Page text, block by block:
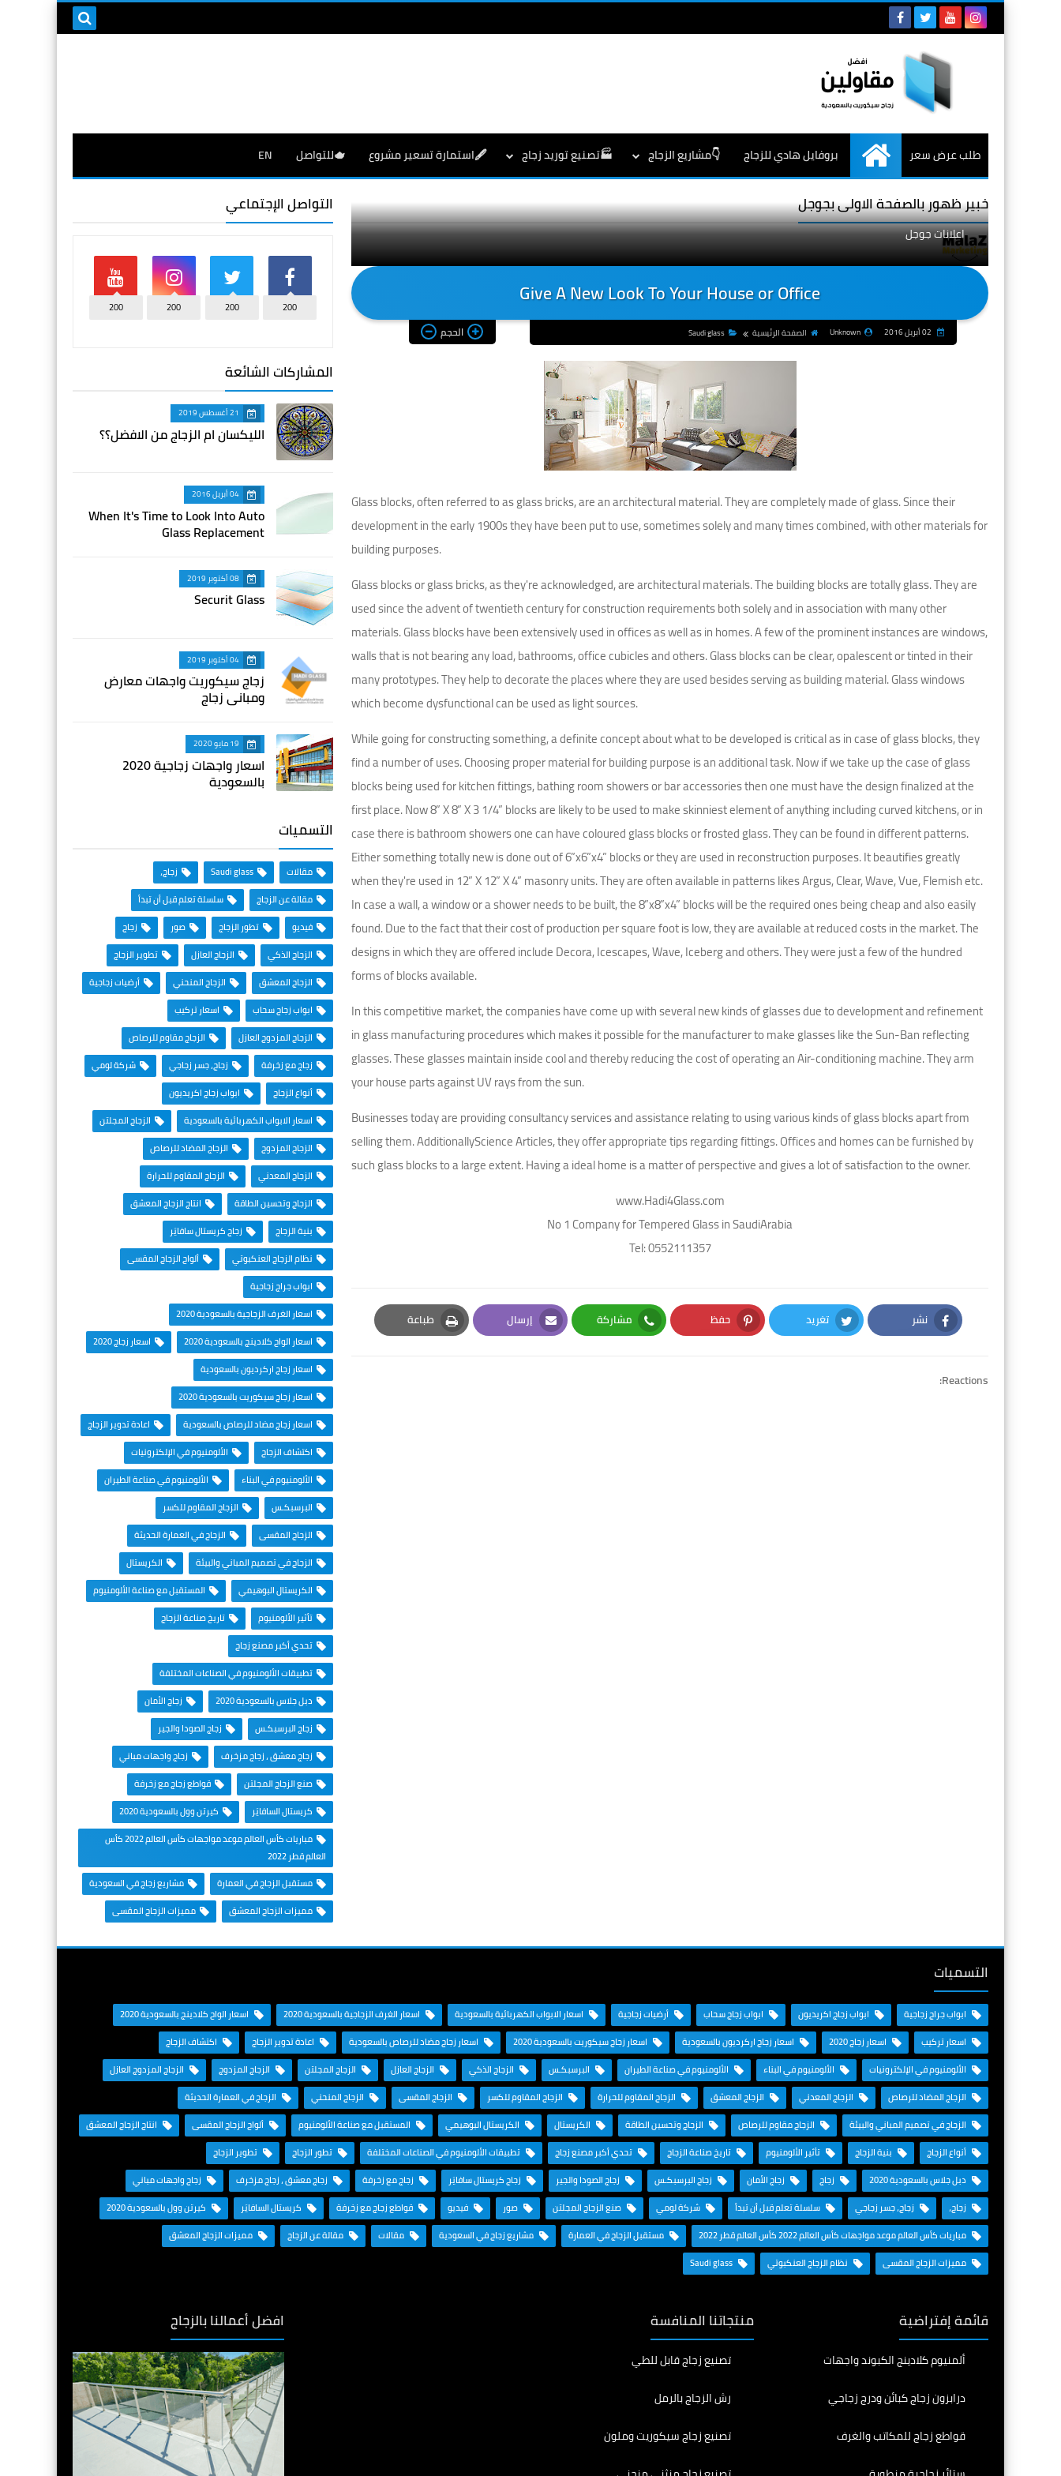
طلب عرض سعر الرئيسية
بروفايل هادي للزجاج 👇مشاريع الزجاج 🏭تصنيع توريد زجاج 🖋️استمارة تسعير مشروع 🫖للتواصل EN
خبير ظهور بالصفحة الاولى بجوجل
اعلانات جوجل
Give A New Look To Your House or Office
Unknown الصفحة الرئيسية Saudi glass الحجم
Glass blocks, often referred to as glass bricks, are an architectural material. They are completely made of glass. Since their
development in the early 1900s they have been put to use, sometimes solely and many times combined, with other materials for
building purposes.
Glass blocks or glass bricks, as they're acknowledged, are architectural materials. The building blocks are totally glass. They are
used since the advent of twentieth century for construction requirements both solely and in association with many other
materials. Glass blocks have been extensively used in offices as well as in homes. A few of the prominent instances are windows,
walls that is not bearing any load, bathrooms, office cubicles and others. Glass blocks can be clear, opalescent or tinted in their
many prototypes. They help to decorate the places where they are used besides serving as building material. Glass windows
which become dysfunctional can be used as light sources.
While going for constructing something, a definite concept about what to be developed is critical as in case of glass blocks, they
find a number of uses. Choosing proper material for building purpose is an additional task. Now if we take up the case of glass
blocks being used for kitchen fittings, bathing room showers or bar accessories then one must have the design finalized at the
first place. Now 8” X 8” X 3 1/4” blocks are likely to be used to make skinniest element of anything including curved kitchens, or in
case there is bathroom showers one can have coloured glass blocks or frosted glass. They can be found in different patterns.
Either something totally new is done out of 6”x6”x4” blocks or they are used in reconstruction purposes. It beautifies greatly
when they're used in 12” X 12” X 4” masonry units. They are often available in patterns likes Argus, Clear, Wave, Vue, Flemish etc.
In case a wall, a window or a shower needs to be built, the 8”x8”x4” blocks will be the required ones being cheap and also easily
found. Due to the fact that their cost of production per square foot is low, they are available at reduced costs in the market. The
designs in which they are offered include Decora, Icescapes, Wave, Iceberg and others. They were just a few of the hundred
forms of blocks available.
In this competitive market, the companies have come up with several new kinds of glasses due to development and refinement
in glass manufacturing procedures which makes it possible for the manufacturer to make glasses like the Sun-Ban reflecting
glasses. These glasses maintain inside cool and thereby reducing the cost of operating an Air-conditioning machine. They arm
your house parts against UV rays from the sun.
Businesses today are providing consultancy services and assistance relating to using various kinds of glass blocks apart from
selling them. AdditionallyScience Articles, they offer appropriate tips regarding fittings. Offices and homes can be furnished by
such glass blocks to a large extent. Having a ideal home is a matter of perspective and gives a lot of satisfaction to the owner.
www.Hadi4Glass.com
No 1 Company for Tempered Glass in SaudiArabia
Tel: 0552111357
نشر
Facebook
تغريد
Twitter
حفظ
Pinterest
مشاركة
Whatsapp
إرسال
Email
طباعة
Print
Reactions:
التواصل الإجتماعي
200
200
200
200
المشاركات الشائعة
21 أغسطس 2019
الليكسان ام الزجاج من الافضل؟؟
04 أبريل 2016
When It's Time to Look Into Auto
Glass Replacement
08 أكتوبر 2019
Securit Glass
04 أكتوبر 2019
زجاج سيكوريت واجهات معارض
ومباني زجاج
19 مايو 2020
اسعار واجهات زجاجية 2020
بالسعودية
التسميات
مقالات Saudi glass
زجاج،
مقالة عن الزجاج
سلسلة تعلم قبل أن تبدأ
فيديو
تطور الزجاج صور
زجاج
الزجاج الذكي
الزجاج العازل
تطوير الزجاج
الزجاج المعشق
الزجاج المنحني
أرضيات زجاجية
ابواب زجاج سحاب
اسعار تركيب
الزجاج المزدوج العازل
الزجاج مقاوم للرصاص
زجاج مع زخرفة
زجاج، جسر زجاجي
شركة لومي
أنواع الزجاج
ابواب زجاج اكريديون
اسعار الابواب الكهربائية بالسعودية
الزجاج المجلتن
الزجاج المزدوج
الزجاج المضاد للرصاص
الزجاج المعدني
الزجاج المقاوم للحرارة
الزجاج وتحسين الطاقة
انتاج الزجاج المعشق
بنية الزجاج
زجاج كريستال سافايَر
نظام الزجاج العنكبوتي
ألواح الزجاج المقسى
ابواب جراج زجاجية
اسعار الغرف الزجاجية بالسعودية 2020
اسعار الواح كلادينج بالسعودية 2020
اسعار زجاج 2020
اسعار زجاج اركرديون بالسعودية
اسعار زجاج سيكوريت بالسعودية 2020
اسعار زجاج مضاد للرصاص بالسعودية
اعادة تدوير الزجاج
اكتشاف الزجاج
الألومنيوم في الإلكترونيات
الألومنيوم في البناء
الألومنيوم في صناعة الطيران
البرسبكـس
الزجاج المقاوم للكسر
الزجاج المقسى
الزجاج في العمارة الحديثة
الزجاج في تصميم المباني والبيئة
الكريستال
الكريستال البوهيمي
المستقبل مع صناعة الألومنيوم
تأثير الألومنيوم
تاريخ صناعة الزجاج
تحدي أكبر مصنع زجاج
تطبيقات الألومنيوم في الصناعات المختلفة
دبل جلاس بالسعودية 2020
زجاج الأمان
زجاج البرسبكـس
زجاج الصودا والجير
زجاج معشق ، زجاج مزخرف
زجاج واجهات مباني
صنع الزجاج المجلتن
قواطع زجاج مع زخرفة
كريستال السافايَر
كيرتن وول بالسعودية 2020
مباريات كأس العالم موعد مواجهات كأس العالم 2022 كأس
العالم قطر 2022
مستقبل الزجاج في العمارة
مشاريع زجاج في السعودية
مميزات الزجاج المعشق
مميزات الزجاج المقسى
التسميات
ابواب جراج زجاجية ابواب زجاج اكريديون ابواب زجاج سحاب أرضيات زجاجية اسعار الابواب الكهربائية بالسعودية اسعار الغرف الزجاجية بالسعودية 2020
اسعار الواح كلادينج بالسعودية 2020
اسعار تركيب
اسعار زجاج 2020 اسعار زجاج اركرديون بالسعودية اسعار زجاج سيكوريت بالسعودية 2020 اسعار زجاج مضاد للرصاص بالسعودية اعادة تدوير الزجاج
اكتشاف الزجاج
الألومنيوم في الإلكترونيات
الألومنيوم في البناء الألومنيوم في صناعة الطيران البرسبكـس الزجاج الذكي الزجاج العازل الزجاج المجلتن الزجاج المزدوج
الزجاج المزدوج العازل
الزجاج المضاد للرصاص
الزجاج المعدني الزجاج المعشق الزجاج المقاوم للحرارة الزجاج المقاوم للكسر الزجاج المقسى الزجاج المنحني
الزجاج في العمارة الحديثة
الزجاج في تصميم المباني والبيئة
الزجاج مقاوم للرصاص الزجاج وتحسين الطاقة الكريستال الكريستال البوهيمي المستقبل مع صناعة الألومنيوم ألواح الزجاج المقسى
انتاج الزجاج المعشق
أنواع الزجاج
بنية الزجاج تأثير الألومنيوم تاريخ صناعة الزجاج تحدي أكبر مصنع زجاج تطبيقات الألومنيوم في الصناعات المختلفة تطور الزجاج
تطوير الزجاج
دبل جلاس بالسعودية 2020
زجاج زجاج الأمان زجاج البرسبكـس زجاج الصودا والجير زجاج كريستال سافايَر زجاج مع زخرفة زجاج معشق ، زجاج مزخرف
زجاج واجهات مباني
زجاج،
زجاج، جسر زجاجي سلسلة تعلم قبل أن تبدأ شركة لومي صنع الزجاج المجلتن صور فيديو قواطع زجاج مع زخرفة كريستال السافايَر
كيرتن وول بالسعودية 2020
مباريات كأس العالم موعد مواجهات كأس العالم 2022 كأس العالم قطر 2022
مستقبل الزجاج في العمارة مشاريع زجاج في السعودية مقالات مقالة عن الزجاج
مميزات الزجاج المعشق
مميزات الزجاج المقسى
نظام الزجاج العنكبوتي
قائمة إفتراضية
ألمنيوم كلادينج الكبوند واجهات
درابزون زجاج كبائن ودرج زجاجي
قواطع زجاج للمكاتب والغرف
منتجاتنا المنافسة
تصنيع زجاج قابل للطي
رش الزجاج بالرمل
تصنيع زجاج سيكوريت وملون
افضل أعمالنا بالزجاج